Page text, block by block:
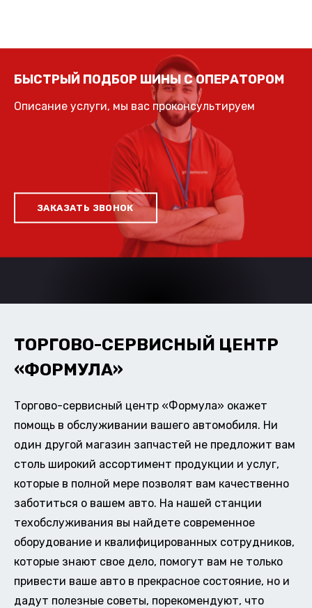
БЫСТРЫЙ ПОДБОР ШИНЫ С ОПЕРАТОРОМ
Описание услуги, мы вас проконсультируем
ЗАКАЗАТЬ ЗВОНОК
ТОРГОВО-СЕРВИСНЫЙ ЦЕНТР
«ФОРМУЛА»
Торгово-сервисный центр «Формула» окажет
помощь в обслуживании вашего автомобиля. Ни
один другой магазин запчастей не предложит вам
столь широкий ассортимент продукции и услуг,
которые в полной мере позволят вам качественно
заботиться о вашем авто. На нашей станции
техобслуживания вы найдете современное
оборудование и квалифицированных сотрудников,
которые знают свое дело, помогут вам не только
привести ваше авто в прекрасное состояние, но и
дадут полезные советы, порекомендуют, что